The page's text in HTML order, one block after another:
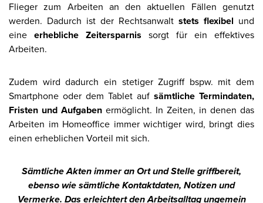
Flieger zum Arbeiten an den aktuellen Fällen genutzt
werden. Dadurch ist der Rechtsanwalt stets flexibel und
eine erhebliche Zeitersparnis sorgt für ein effektives
Arbeiten.
Zudem wird dadurch ein stetiger Zugriff bspw. mit dem
Smartphone oder dem Tablet auf sämtliche Termindaten,
Fristen und Aufgaben ermöglicht. In Zeiten, in denen das
Arbeiten im Homeoffice immer wichtiger wird, bringt dies
einen erheblichen Vorteil mit sich.
Sämtliche Akten immer an Ort und Stelle griffbereit,
ebenso wie sämtliche Kontaktdaten, Notizen und
Vermerke. Das erleichtert den Arbeitsalltag ungemein